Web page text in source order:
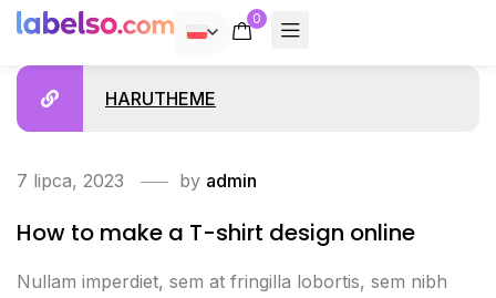
POLSKI
0
HARUTHEME
7 lipca, 2023 by admin
How to make a T-shirt design online
Nullam imperdiet, sem at fringilla lobortis, sem nibh